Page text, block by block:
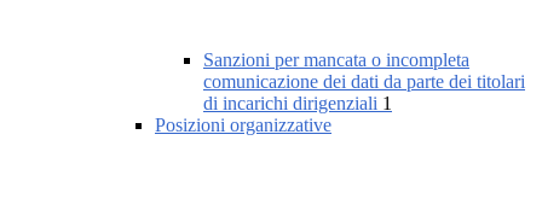
Sanzioni per mancata o incompleta
comunicazione dei dati da parte dei titolari
di incarichi dirigenziali 1
Posizioni organizzative